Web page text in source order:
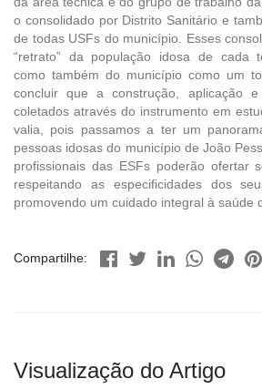
o consolidado por Distrito Sanitário e
de todas USFs do município. Esses
“retrato” da população idosa de cada
como também do município como um
concluir que a construção, aplicação
coletados através do instrumento em
valia, pois passamos a ter um
pessoas idosas do município de João
profissionais das ESFs poderão ofertar
respeitando as especificidades dos
promovendo um cuidado integral à saúde
Compartilhe:
Visualização do Artigo